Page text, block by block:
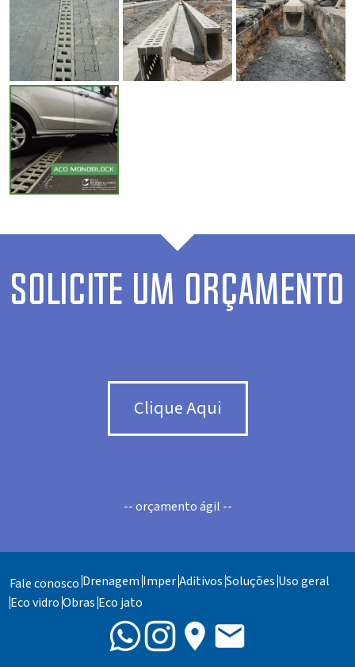
SOLICITE UM ORÇAMENTO
Clique Aqui
-- orçamento ágil --
Fale conosco Drenagem ImperAditivos Soluções Uso geral
Eco vidro Obras Eco jato